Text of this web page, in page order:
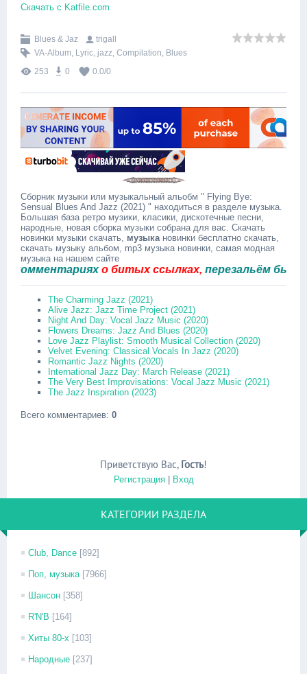
Скачать с Katfile.com
Blues & Jaz
trigall
VA-Album, Lyric, jazz, Compilation, Blues
253
0 0.0/0
Сборник музыки или музыкальный альобм " Flying Bye:
Sensual Blues And Jazz (2021) " находиться в разделе музыка.
Большая база ретро музики, класики, дискотечные песни,
народные, новая сборка музыки собрана для вас. Скачать
новинки музыки скачать, музыкановинки бесплатно скачать,
скачать музыку альбом, mp3 музыка новинки, самая модная
музыка на нашем сайте
о битых ссылках,перезальём быстро.
The Charming Jazz (2021)
Alive Jazz: Jazz Time Project (2021)
Night And Day: Vocal Jazz Music (2020)
Flowers Dreams: Jazz And Blues (2020)
Love Jazz Playlist: Smooth Musical Collection (2020)
Velvet Evening: Classical Vocals In Jazz (2020)
Romantic Jazz Nights (2020)
International Jazz Day: March Release (2021)
The Very Best Improvisations: Vocal Jazz Music (2021)
The Jazz Inspiration (2023)
Всего комментариев: 0
Приветствую Вас, Гость!
Регистрация| Вход
КАТЕГОРИИ РАЗДЕЛА
Club, Dance [892]
Поп, музыка [7966]
Шансон [358]
R'N'B [164]
Хиты 80-х [103]
Народные [237]